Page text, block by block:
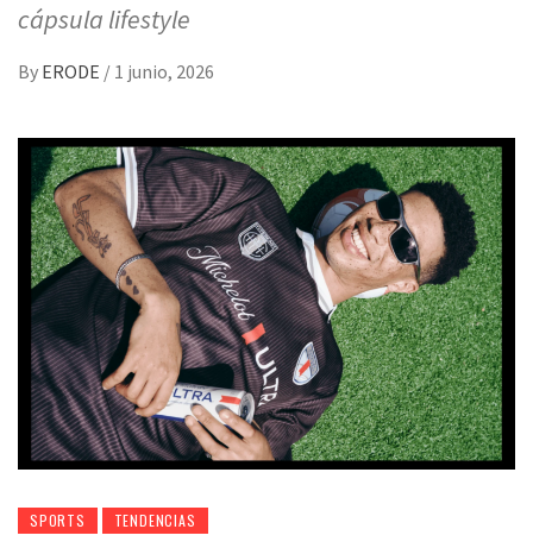
cápsula lifestyle
By ERODE / 1 junio, 2026
SPORTS TENDENCIAS